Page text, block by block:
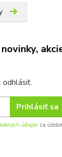
Prihlásiť sa
údajov za